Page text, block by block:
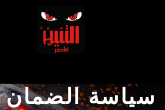
سياسة الضمان